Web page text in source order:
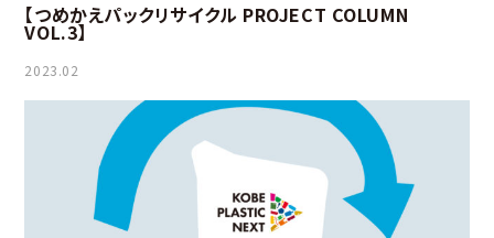
【つめかえパックリサイクル PROJECT COLUMN
VOL.3】
2023.02